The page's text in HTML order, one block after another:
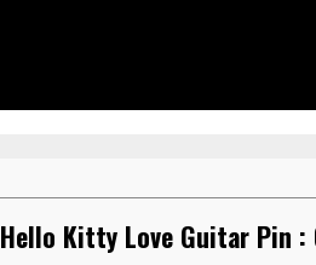
Hello Kitty Love Guitar Pin :